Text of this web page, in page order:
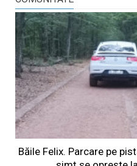
Băile Felix. Parcare pe